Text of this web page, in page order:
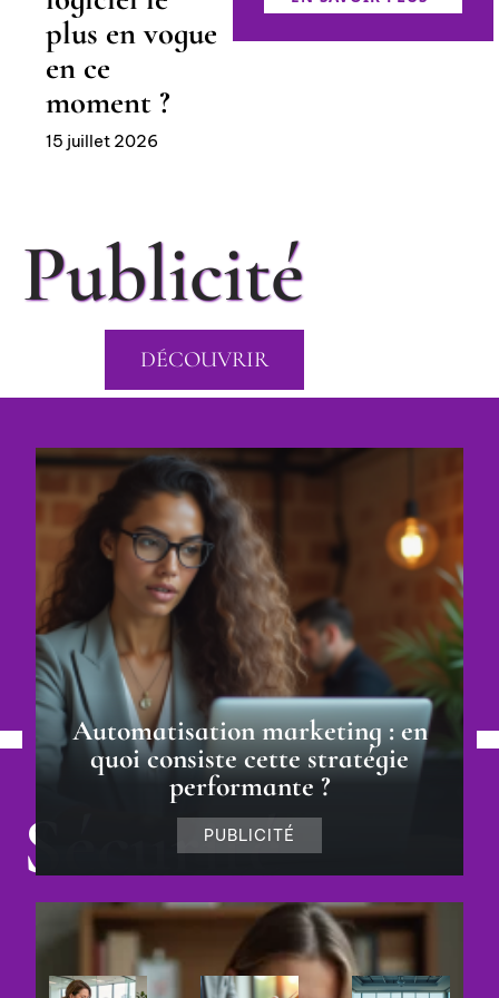
plus en vogue
en ce
moment ?
15 juillet 2026
Publicité
DÉCOUVRIR
Automatisation marketing : en
quoi consiste cette stratégie
performante ?
PUBLICITÉ
Sécurité
DÉCOUVRIR